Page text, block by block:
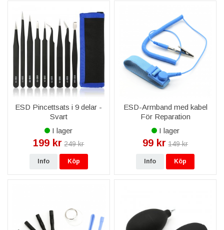
ESD Pincettsats i 9 delar -
Svart
I lager
199 kr 249 kr
Info Köp
ESD-Armband med kabel
För Reparation
I lager
99 kr 149 kr
Info Köp